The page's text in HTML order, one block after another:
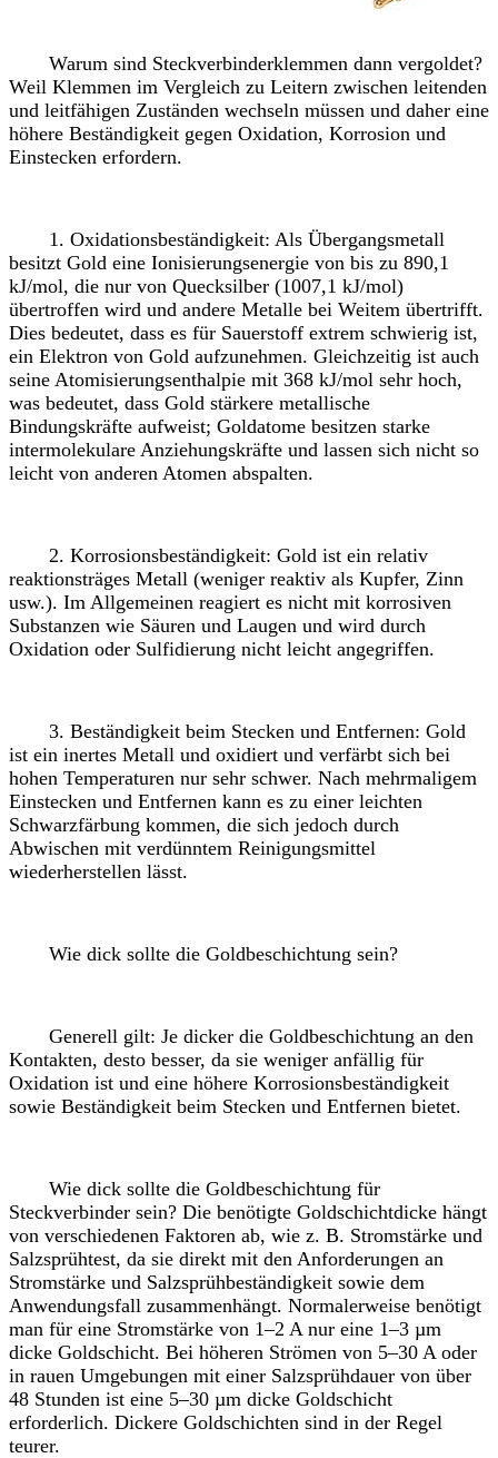
Warum sind Steckverbinderklemmen dann vergoldet?
Weil Klemmen im Vergleich zu Leitern zwischen leitenden
und leitfähigen Zuständen wechseln müssen und daher eine
höhere Beständigkeit gegen Oxidation, Korrosion und
Einstecken erfordern.
1. Oxidationsbeständigkeit: Als Übergangsmetall
besitzt Gold eine Ionisierungsenergie von bis zu 890,1
kJ/mol, die nur von Quecksilber (1007,1 kJ/mol)
übertroffen wird und andere Metalle bei Weitem übertrifft.
Dies bedeutet, dass es für Sauerstoff extrem schwierig ist,
ein Elektron von Gold aufzunehmen. Gleichzeitig ist auch
seine Atomisierungsenthalpie mit 368 kJ/mol sehr hoch,
was bedeutet, dass Gold stärkere metallische
Bindungskräfte aufweist; Goldatome besitzen starke
intermolekulare Anziehungskräfte und lassen sich nicht so
leicht von anderen Atomen abspalten.
2. Korrosionsbeständigkeit: Gold ist ein relativ
reaktionsträges Metall (weniger reaktiv als Kupfer, Zinn
usw.). Im Allgemeinen reagiert es nicht mit korrosiven
Substanzen wie Säuren und Laugen und wird durch
Oxidation oder Sulfidierung nicht leicht angegriffen.
3. Beständigkeit beim Stecken und Entfernen: Gold
ist ein inertes Metall und oxidiert und verfärbt sich bei
hohen Temperaturen nur sehr schwer. Nach mehrmaligem
Einstecken und Entfernen kann es zu einer leichten
Schwarzfärbung kommen, die sich jedoch durch
Abwischen mit verdünntem Reinigungsmittel
wiederherstellen lässt.
Wie dick sollte die Goldbeschichtung sein?
Generell gilt: Je dicker die Goldbeschichtung an den
Kontakten, desto besser, da sie weniger anfällig für
Oxidation ist und eine höhere Korrosionsbeständigkeit
sowie Beständigkeit beim Stecken und Entfernen bietet.
Wie dick sollte die Goldbeschichtung für
Steckverbinder sein? Die benötigte Goldschichtdicke hängt
von verschiedenen Faktoren ab, wie z. B. Stromstärke und
Salzsprühtest, da sie direkt mit den Anforderungen an
Stromstärke und Salzsprühbeständigkeit sowie dem
Anwendungsfall zusammenhängt. Normalerweise benötigt
man für eine Stromstärke von 1–2 A nur eine 1–3 µm
dicke Goldschicht. Bei höheren Strömen von 5–30 A oder
in rauen Umgebungen mit einer Salzsprühdauer von über
48 Stunden ist eine 5–30 µm dicke Goldschicht
erforderlich. Dickere Goldschichten sind in der Regel
teurer.